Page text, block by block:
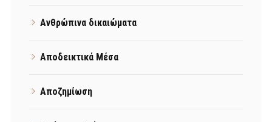
Ανθρώπινα δικαιώματα
Αποδεικτικά Μέσα
Αποζημίωση